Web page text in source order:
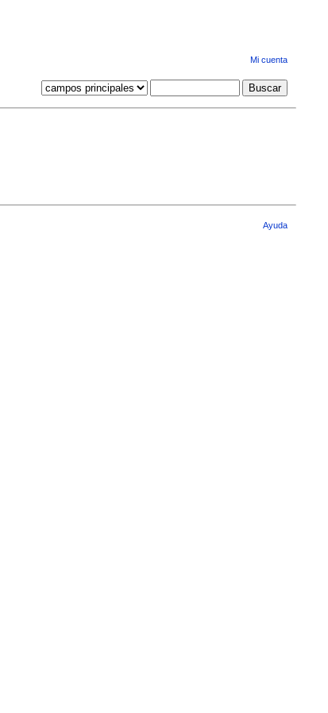
Mi cuenta
Ayuda